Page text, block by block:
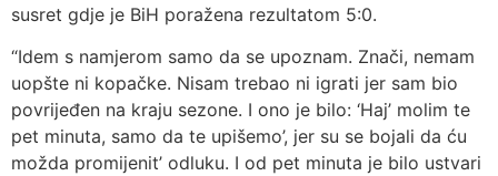
susret gdje je BiH poražena rezultatom 5:0.
“Idem s namjerom samo da se upoznam. Znači, nemam
uopšte ni kopačke. Nisam trebao ni igrati jer sam bio
povrijeđen na kraju sezone. I ono je bilo: ‘Haj’ molim te
pet minuta, samo da te upišemo’, jer su se bojali da ću
možda promijenit’ odluku. I od pet minuta je bilo ustvari